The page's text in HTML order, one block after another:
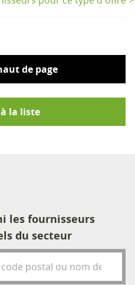
de page
la liste
les fournisseurs
du secteur